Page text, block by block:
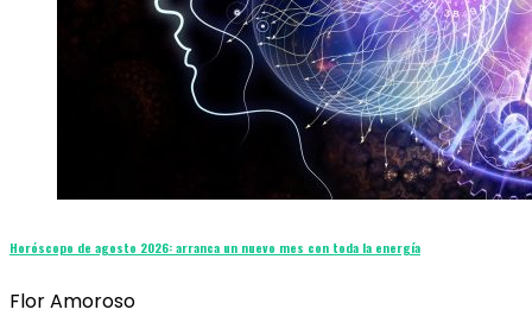
Horóscopo de agosto 2026: arranca un nuevo mes con toda la energía
Flor Amoroso